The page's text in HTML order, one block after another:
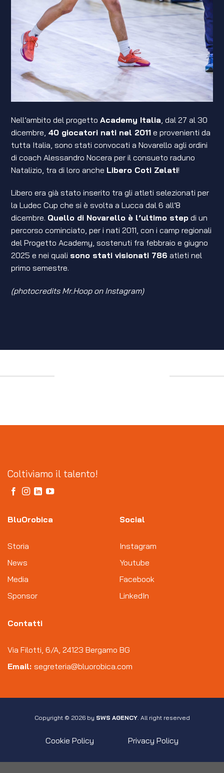
Nell’ambito del progettoAcademy Italia , dal 27 al 30
dicembre, 40 giocatori nati nel 2011 e provenienti da
tutta Italia, sono stati convocati a Novarello agli ordini
di coach Alessandro Nocera per il consueto raduno
Natalizio, tra di loro anche Libero Coti Zelati!
Libero era già stato inserito tra gli atleti selezionati per
la Ludec Cup che si è svolta a Lucca dal 6 all’8
dicembre. Quello di Novarello è l’ultimo step di un
percorso cominciato, per i nati 2011, con i camp regionali
del Progetto Academy, sostenuti fra febbraio e giugno
2025 e nei quali sono stati visionati 786 atleti nel
primo semestre.
(photocredits Mr.Hoop on Instagram)
Coltiviamo il talento!
BluOrobica
Storia
News
Media
Sponsor
Social
Instagram
Youtube
Facebook
LinkedIn
Contatti
Via Filotti, 6/A, 24123 Bergamo BG
Email: segreteria@bluorobica.com
Copyright © 2026 by SWS AGENCY. All right reserved
Cookie Policy Privacy Policy